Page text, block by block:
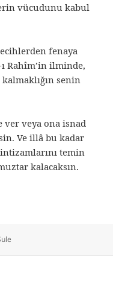
vücudunu kabul
fenaya
Rahîm’in ilminde,
senin
ver veya ona isnad
Ve illâ bu kadar
temin
kalacaksın.